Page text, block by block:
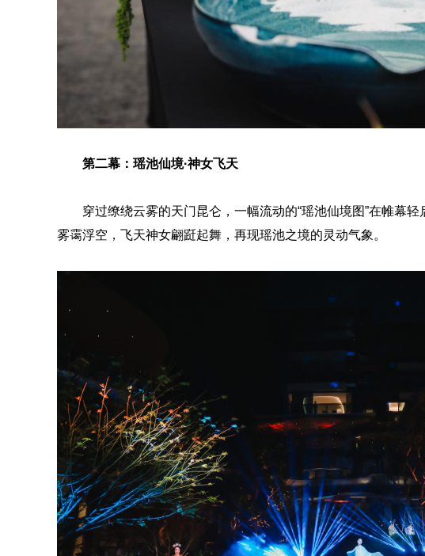
第二幕：瑶池仙境·神女飞天
穿过缭绕云雾的天门昆仑，一幅流动的“瑶池仙境图”在帷幕
雾霭浮空，飞天神女翩跹起舞，再现瑶池之境的灵动气象。